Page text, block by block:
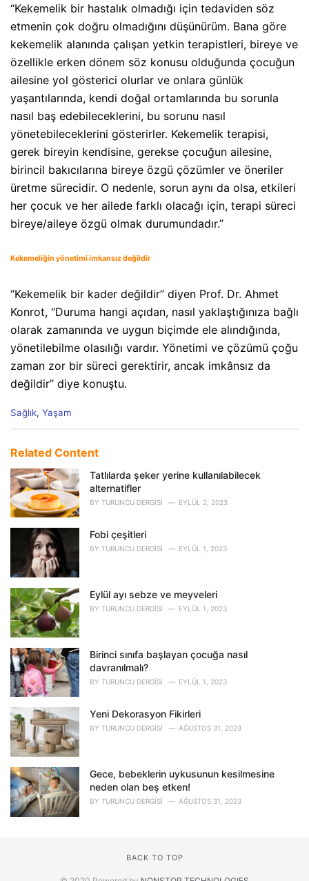
“Kekemelik bir hastalık olmadığı için tedaviden söz
etmenin çok doğru olmadığını düşünürüm. Bana göre
kekemelik alanında çalışan yetkin terapistleri, bireye ve
özellikle erken dönem söz konusu olduğunda çocuğun
ailesine yol gösterici olurlar ve onlara günlük
yaşantılarında, kendi doğal ortamlarında bu sorunla
nasıl baş edebileceklerini, bu sorunu nasıl
yönetebileceklerini gösterirler. Kekemelik terapisi,
gerek bireyin kendisine, gerekse çocuğun ailesine,
birincil bakıcılarına bireye özgü çözümler ve öneriler
üretme sürecidir. O nedenle, sorun aynı da olsa, etkileri
her çocuk ve her ailede farklı olacağı için, terapi süreci
bireye/aileye özgü olmak durumundadır.”
Kekemeliğin yönetimi imkansız değildir
“Kekemelik bir kader değildir” diyen Prof. Dr. Ahmet
Konrot, “Duruma hangi açıdan, nasıl yaklaştığınıza bağlı
olarak zamanında ve uygun biçimde ele alındığında,
yönetilebilme olasılığı vardır. Yönetimi ve çözümü çoğu
zaman zor bir süreci gerektirir, ancak imkânsız da
değildir” diye konuştu.
C
e
o
r
i
e
Sağlık, Yaşam
Related Content
Tatlılarda şeker yerine kullanılabilecek
alternatifler
BY TURUNCU DERGISI EYLÜL 2, 2023
Fobi çeşitleri
BY TURUNCU DERGISI EYLÜL 1, 2023
Eylül ayı sebze ve meyveleri
BY TURUNCU DERGISI EYLÜL 1, 2023
Birinci sınıfa başlayan çocuğa nasıl
davranılmalı?
BY TURUNCU DERGISI EYLÜL 1, 2023
Yeni Dekorasyon Fikirleri
BY TURUNCU DERGISI AĞUSTOS 31, 2023
Gece, bebeklerin uykusunun kesilmesine
neden olan beş etken!
BY TURUNCU DERGISI AĞUSTOS 31, 2023
BACK TO TOP